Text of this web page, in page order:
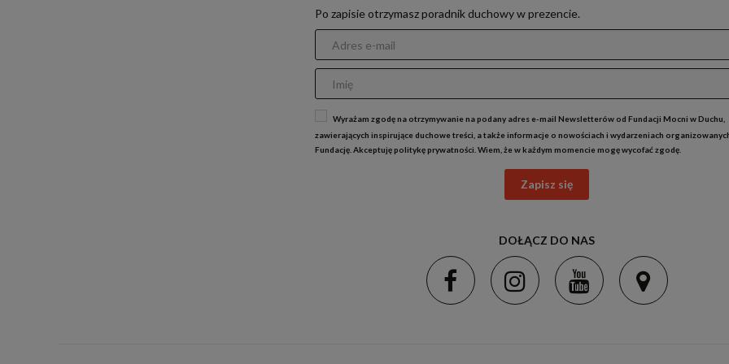
Po zapisie otrzymasz poradnik duchowy w prezencie.
Wyrażam zgodę na otrzymywanie na podany adres e-mail Newsletterów od Fundacji Mocni w Duchu,
zawierających inspirujące duchowe treści, a także informacje o nowościach i wydarzeniach
Fundację. Akceptujępolitykę prywatności. Wiem, że w każdym momencie mogę wycofać zgodę.
Zapisz się
DOŁĄCZ DO NAS